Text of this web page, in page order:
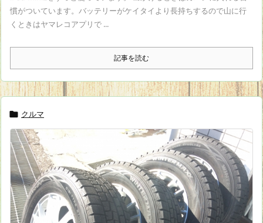
慣がついています。バッテリーがケイタイより長持ちするので山に行
くときはヤマレコアプリで ...
記事を読む
 クルマ